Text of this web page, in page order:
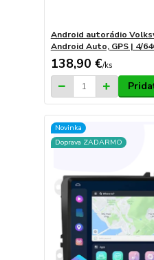
Android autorádio
Android Auto, GPS | 4/
138,90 €/ks
Novinka
Doprava ZADARMO